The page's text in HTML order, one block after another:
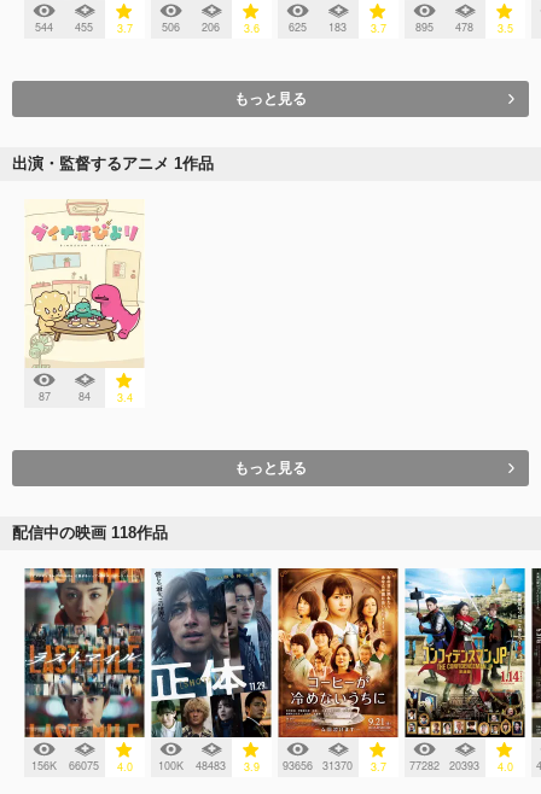
544 455 3.7 506 206 3.6 625 183 3.7 895 478 3.5
もっと見る
出演・監督するアニメ 1作品
87 84 3.4
もっと見る
配信中の映画 118作品
156K 66075 4.0 100K 48483 3.9 93656 31370 3.7 77282 20393 4.0